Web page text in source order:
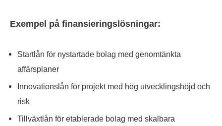
Exempel på finansieringslösningar:
Startlån för nystartade bolag med genomtänkta
affärsplaner
Innovationslån för projekt med hög utvecklingshöjd och
risk
Tillväxtlån för etablerade bolag med skalbara